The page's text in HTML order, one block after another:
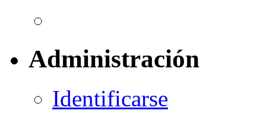
Administración
Identificarse